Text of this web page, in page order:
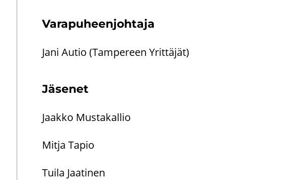
Va­ra­pu­heen­joh­ta­ja
Jani Autio (Tam­pe­reen Yrit­tä­jät)
Jä­se­net
Jaak­ko Mus­ta­kal­lio
Mitja Tapio
Tuila Jaa­ti­nen